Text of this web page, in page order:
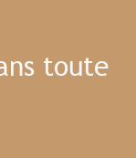
toute